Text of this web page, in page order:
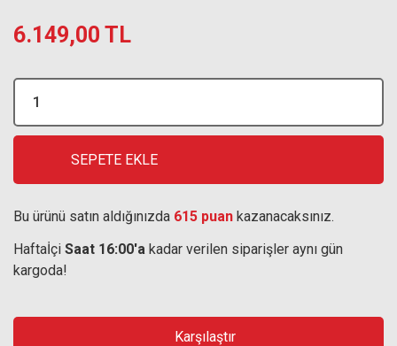
6.149,00 TL
SEPETE EKLE
Bu ürünü satın aldığınızda 615 puan kazanacaksınız.
Haftaİçi Saat 16:00'a kadar verilen siparişler aynı gün
kargoda!
Karşılaştır